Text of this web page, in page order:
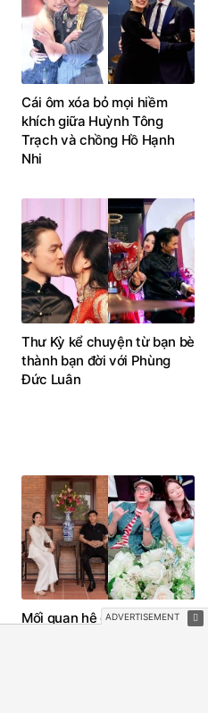
Cái ôm xóa bỏ mọi hiềm
khích giữa Huỳnh Tông
Trạch và chồng Hồ Hạnh
Nhi
Thư Kỳ kể chuyện từ bạn bè
thành bạn đời với Phùng
Đức Luân
Mối quan hệ giữa Lý Nhã Kỳ